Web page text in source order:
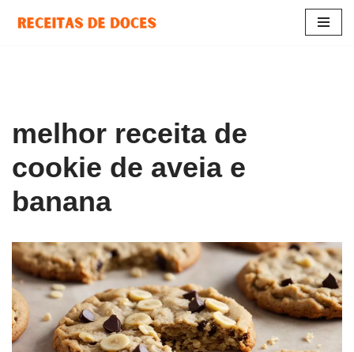
melhor receita de
cookie de aveia e
banana